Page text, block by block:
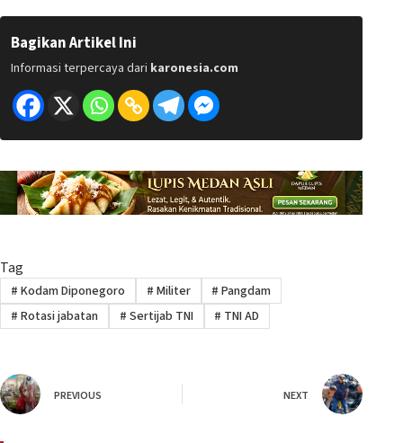
Bagikan Artikel Ini
Informasi terpercaya dari karonesia.com
Tag
# Kodam Diponegoro # Militer # Pangdam
# Rotasi jabatan # Sertijab TNI # TNI AD
PREVIOUS NEXT